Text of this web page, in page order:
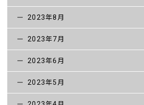
2023年8月
2023年7月
2023年6月
2023年5月